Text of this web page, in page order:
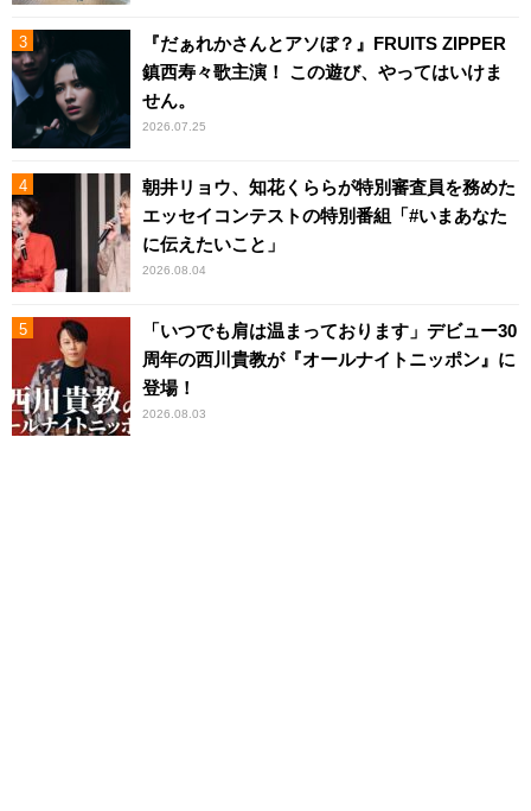
『だぁれかさんとアソぼ？』FRUITS ZIPPER
鎮西寿々歌主演！ この遊び、やってはいけま
せん。
2026.07.25
朝井リョウ、知花くららが特別審査員を務めた
エッセイコンテストの特別番組「#いまあなた
に伝えたいこと」
2026.08.04
「いつでも肩は温まっております」デビュー30
周年の西川貴教が『オールナイトニッポン』に
登場！
2026.08.03